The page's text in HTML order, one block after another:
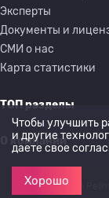
Эксперты
Документы и
СМИ о нас
Карта статистики
ТОП разделы
О компании
© 2022-2026
Чтобы улучшить
и другие
даете свое
Хорошо